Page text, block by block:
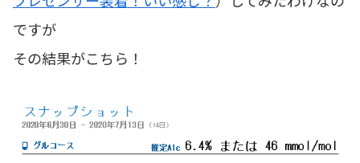
ですが
その結果がこちら！